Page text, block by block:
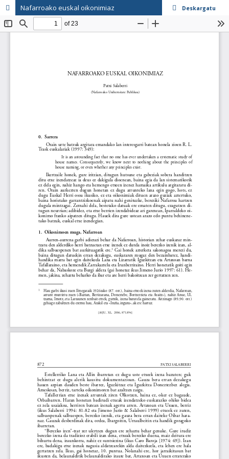
Nafarroako euskal oikonimiaz Deskargatu